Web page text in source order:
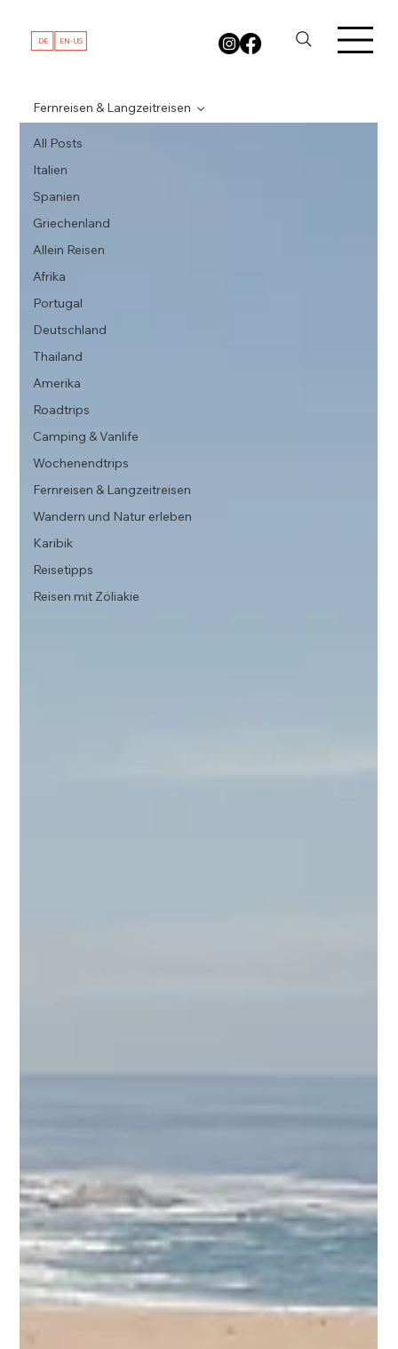
DE EN-US
All Posts
Italien
Spanien
Griechenland
Allein Reisen
Afrika
Portugal
Deutschland
Thailand
Amerika
Roadtrips
Camping & Vanlife
Wochenendtrips
Fernreisen & Langzeitreisen
Wandern und Natur erleben
Karibik
Reisetipps
Reisen mit Zöliakie
Fernreisen & Langzeitreisen